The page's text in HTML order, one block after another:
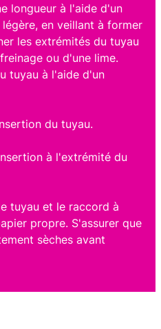
longueur à l'aide d'un
en veillant à former
les extrémités du tuyau
ou d'une lime.
tuyau à l'aide d'un
du tuyau.
à l'extrémité du
tuyau et le raccord à
propre. S'assurer que
sèches avant